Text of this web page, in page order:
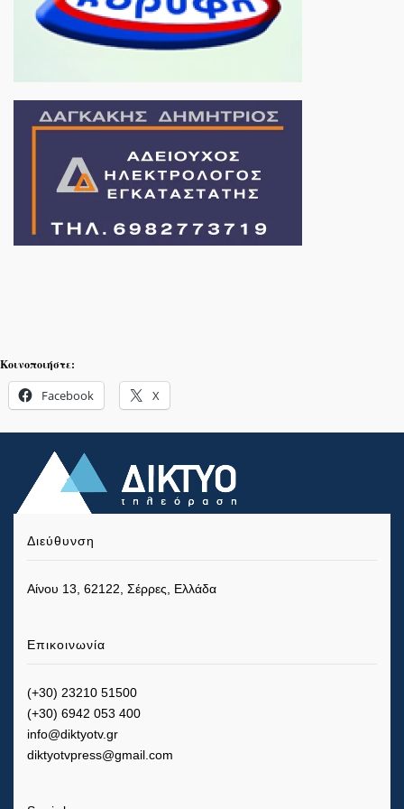
Κοινοποιήστε:
Facebook X
Διεύθυνση
Αίνου 13, 62122, Σέρρες, Ελλάδα
Επικοινωνία
(+30) 23210 51500
(+30) 6942 053 400
info@diktyotv.gr
diktyotvpress@gmail.com